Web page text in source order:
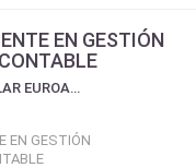
EN GESTIÓN
UPEA UNIVERSIDAD POPULAR EUROAMERICANA
EN GESTIÓN